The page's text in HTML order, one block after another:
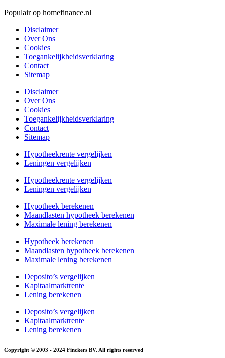
Populair op homefinance.nl
Disclaimer
Over Ons
Cookies
Toegankelijkheidsverklaring
Contact
Sitemap
Disclaimer
Over Ons
Cookies
Toegankelijkheidsverklaring
Contact
Sitemap
Hypotheekrente vergelijken
Leningen vergelijken
Hypotheekrente vergelijken
Leningen vergelijken
Hypotheek berekenen
Maandlasten hypotheek berekenen
Maximale lening berekenen
Hypotheek berekenen
Maandlasten hypotheek berekenen
Maximale lening berekenen
Deposito’s vergelijken
Kapitaalmarktrente
Lening berekenen
Deposito’s vergelijken
Kapitaalmarktrente
Lening berekenen
Copyright © 2003 - 2024 Finckers BV. All rights reserved